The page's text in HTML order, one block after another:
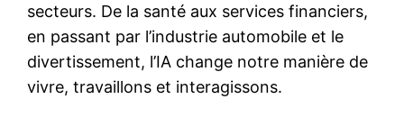
secteurs. De la santé aux services financiers,
en passant par l’industrie automobile et le
divertissement, l’IA change notre manière de
vivre, travaillons et interagissons.